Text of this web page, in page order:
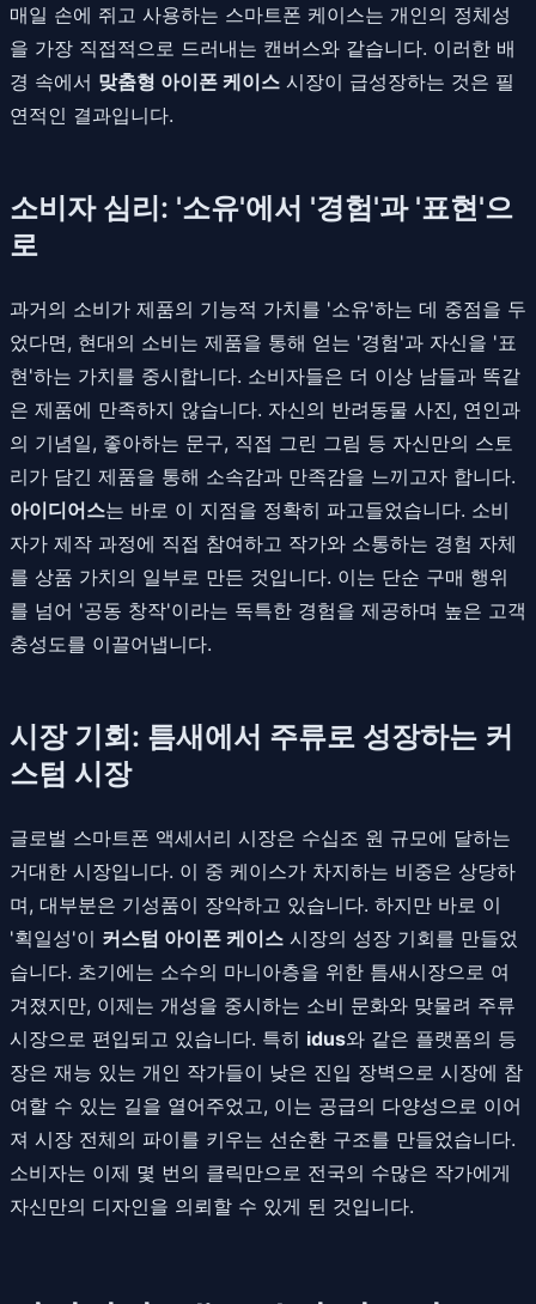
매일 손에 쥐고 사용하는 스마트폰 케이스는 개인의 정체성
을 가장 직접적으로 드러내는 캔버스와 같습니다. 이러한 배
경 속에서 맞춤형 아이폰 케이스 시장이 급성장하는 것은 필
연적인 결과입니다.
소비자 심리: '소유'에서 '경험'과 '표현'으
로
과거의 소비가 제품의 기능적 가치를 '소유'하는 데 중점을 두
었다면, 현대의 소비는 제품을 통해 얻는 '경험'과 자신을 '표
현'하는 가치를 중시합니다. 소비자들은 더 이상 남들과 똑같
은 제품에 만족하지 않습니다. 자신의 반려동물 사진, 연인과
의 기념일, 좋아하는 문구, 직접 그린 그림 등 자신만의 스토
리가 담긴 제품을 통해 소속감과 만족감을 느끼고자 합니다.
아이디어스는 바로 이 지점을 정확히 파고들었습니다. 소비
자가 제작 과정에 직접 참여하고 작가와 소통하는 경험 자체
를 상품 가치의 일부로 만든 것입니다. 이는 단순 구매 행위
를 넘어 '공동 창작'이라는 독특한 경험을 제공하며 높은 고객
충성도를 이끌어냅니다.
시장 기회: 틈새에서 주류로 성장하는 커
스텀 시장
글로벌 스마트폰 액세서리 시장은 수십조 원 규모에 달하는
거대한 시장입니다. 이 중 케이스가 차지하는 비중은 상당하
며, 대부분은 기성품이 장악하고 있습니다. 하지만 바로 이
'획일성'이 커스텀 아이폰 케이스 시장의 성장 기회를 만들었
습니다. 초기에는 소수의 마니아층을 위한 틈새시장으로 여
겨졌지만, 이제는 개성을 중시하는 소비 문화와 맞물려 주류
시장으로 편입되고 있습니다. 특히 idus와 같은 플랫폼의 등
장은 재능 있는 개인 작가들이 낮은 진입 장벽으로 시장에 참
여할 수 있는 길을 열어주었고, 이는 공급의 다양성으로 이어
져 시장 전체의 파이를 키우는 선순환 구조를 만들었습니다.
소비자는 이제 몇 번의 클릭만으로 전국의 수많은 작가에게
자신만의 디자인을 의뢰할 수 있게 된 것입니다.